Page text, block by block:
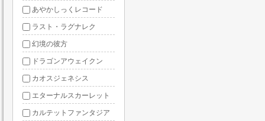
あやかしっくレコード
ラスト・ラグナレク
幻境の彼方
ドラゴンアウェイクン
カオスジェネシス
エターナルスカーレット
カルテットファンタジア